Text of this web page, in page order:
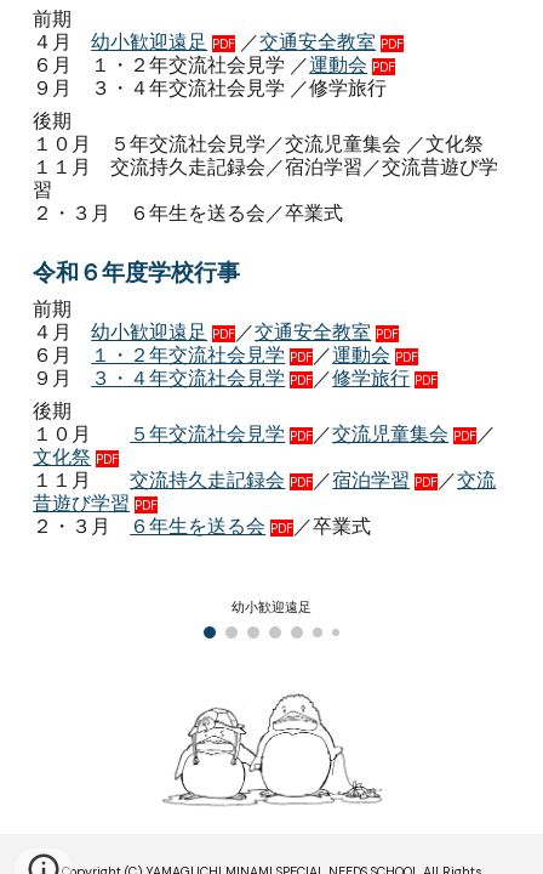
前期
４月幼小歓迎遠足 PDF ／交通安全教室 PDF
６月 １・２年交流社会見学 ／運動会 PDF
９月 ３・４年交流社会見学 ／修学旅行
後期
１０月
５年交流社会見学／交流児童集会 ／文化祭
１１月交流持久走記録会／宿泊学習／交流昔遊び学
習
２・３月
６年生を送る会／卒業式
令和６年度学校行事
前期
４月幼小歓迎遠足 PDF ／交通安全教室 PDF
６月 １・２年交流社会見学 PDF ／運動会 PDF
９月 ３・４年交流社会見学 PDF ／修学旅行 PDF
後期
１０月
５年交流社会見学 PDF ／交流児童集会 PDF ／
文化祭 PDF
１１月交流持久走記録会 PDF ／宿泊学習 PDF ／交流
昔遊び学習 PDF
２・３月 ６年生を送る会 PDF ／卒業式
幼小歓迎遠足